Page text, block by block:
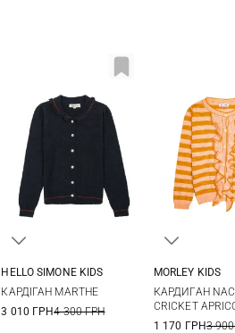
12
HELLO SIMONE KIDS
КАРДІГАН MARTHE
3 010 ГРН4 300 ГРН
8
10
MORLEY KIDS
КАРДИГАН
CRICKET
1 170 ГРН3